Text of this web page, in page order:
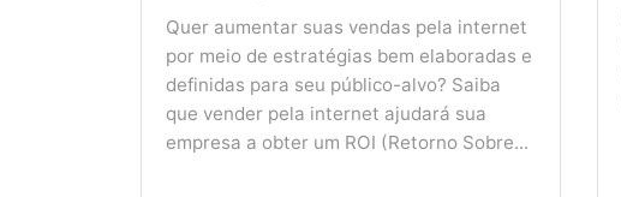
Quer aumentar suas vendas pela internet
por meio de estratégias bem elaboradas e
definidas para seu público-alvo? Saiba
que vender pela internet ajudará sua
empresa a obter um ROI (Retorno Sobre...